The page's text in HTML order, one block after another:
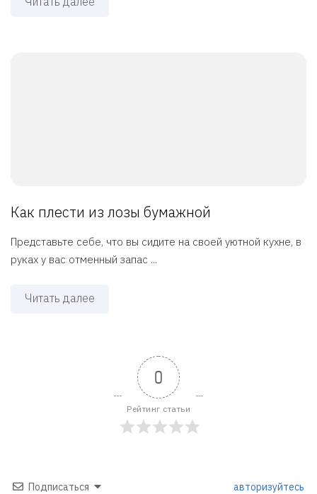
Как плести из лозы бумажной
Представьте себе, что вы сидите на своей уютной кухне, в
руках у вас отменный запас ...
Читать далее
0
Рейтинг статьи
Подписаться авторизуйтесь